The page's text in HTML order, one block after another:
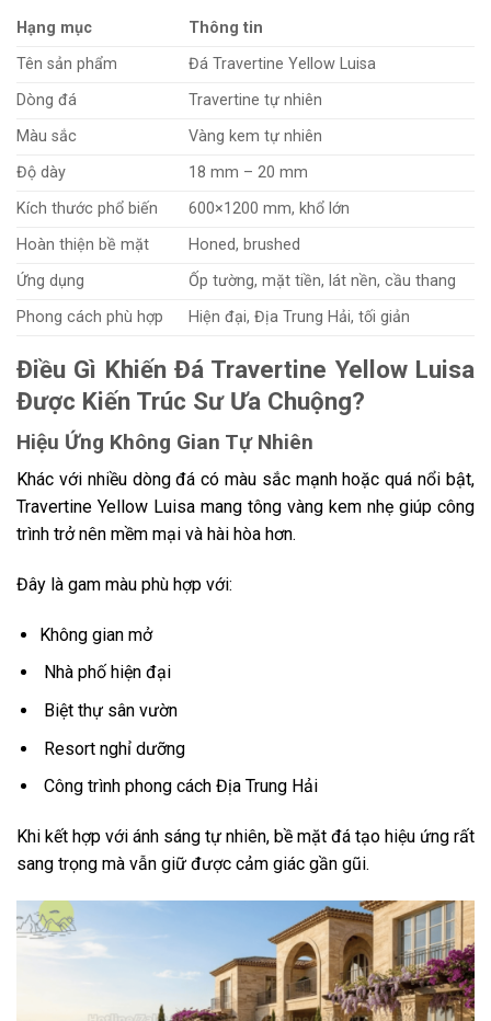
Hạng mục
Thông tin
Tên sản phẩm
Đá Travertine Yellow Luisa
Dòng đá
Travertine tự nhiên
Màu sắc
Vàng kem tự nhiên
Độ dày
18 mm – 20 mm
Kích thước phổ biến
600×1200 mm, khổ lớn
Hoàn thiện bề mặt
Honed, brushed
Ứng dụng
Ốp tường, mặt tiền, lát nền, cầu thang
Phong cách phù hợp
Hiện đại, Địa Trung Hải, tối giản
Điều Gì Khiến Đá Travertine Yellow Luisa
Được Kiến Trúc Sư Ưa Chuộng?
Hiệu Ứng Không Gian Tự Nhiên
Khác với nhiều dòng đá có màu sắc mạnh hoặc quá nổi bật,
Travertine Yellow Luisa mang tông vàng kem nhẹ giúp công
trình trở nên mềm mại và hài hòa hơn.
Đây là gam màu phù hợp với:
Không gian mở
Nhà phố hiện đại
Biệt thự sân vườn
Resort nghỉ dưỡng
Công trình phong cách Địa Trung Hải
Khi kết hợp với ánh sáng tự nhiên, bề mặt đá tạo hiệu ứng rất
sang trọng mà vẫn giữ được cảm giác gần gũi.